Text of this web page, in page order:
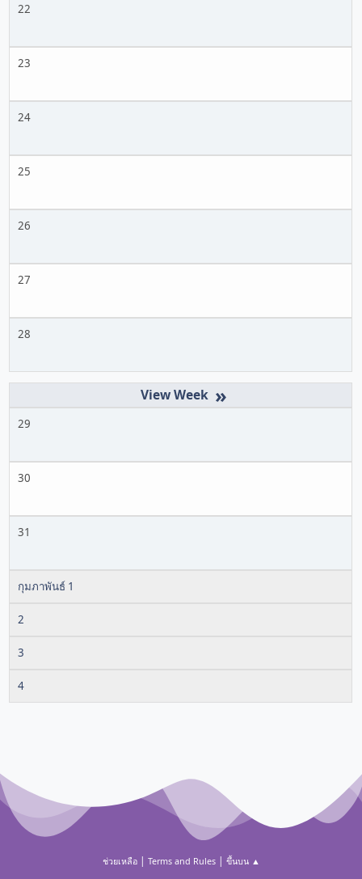
22
23
24
25
26
27
28
»
29
30
31
กุมภาพันธ์ 1
2
3
4
ช่วยเหลือ| Terms and Rules| ขึ้นบน ▲